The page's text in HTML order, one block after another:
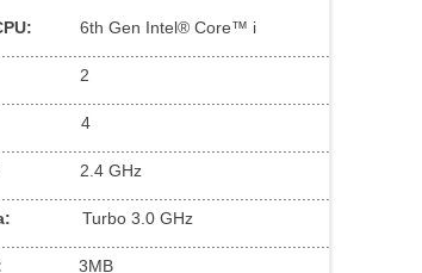
6th Gen Intel® Core™ i
2.4 GHz
Turbo 3.0 GHz
3MB